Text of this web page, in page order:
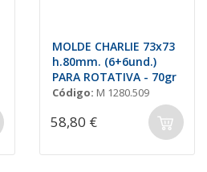
MOLDE CHARLIE 73x73
h.80mm. (6+6und.)
PARA ROTATIVA - 70gr
Código: M 1280.509
58,80 €